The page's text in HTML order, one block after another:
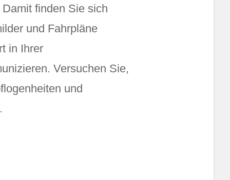
finden Sie sich
und Fahrpläne
in Ihrer
Versuchen Sie,
und